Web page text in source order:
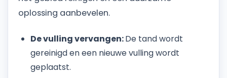
oplossing aanbevelen.
De vulling vervangen:De tand wordt
gereinigd en een nieuwe vulling wordt
geplaatst.